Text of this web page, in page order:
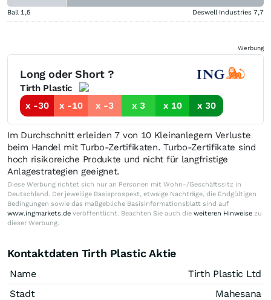
Ball 1,5 Deswell Industries 7,7
Werbung
Long oder Short ?
Tirth Plastic
x -30
x -10 x -3 x 3 x 10 x 30
Im Durchschnitt erleiden 7 von 10 Kleinanlegern Verluste
beim Handel mit Turbo-Zertifikaten. Turbo-Zertifikate sind
hoch risikoreiche Produkte und nicht für langfristige
Anlagestrategien geeignet.
Diese Werbung richtet sich nur an Personen mit Wohn-/Geschäftssitz in
Deutschland. Der jeweilige Basisprospekt, etwaige Nachträge, die Endgültigen
Bedingungen sowie das maßgebliche Basisinformationsblatt sind auf
www.ingmarkets.de veröffentlicht. Beachten Sie auch die weiteren Hinweise zu
dieser Werbung.
Kontaktdaten Tirth Plastic Aktie
Name
Tirth Plastic Ltd
Stadt
Mahesana